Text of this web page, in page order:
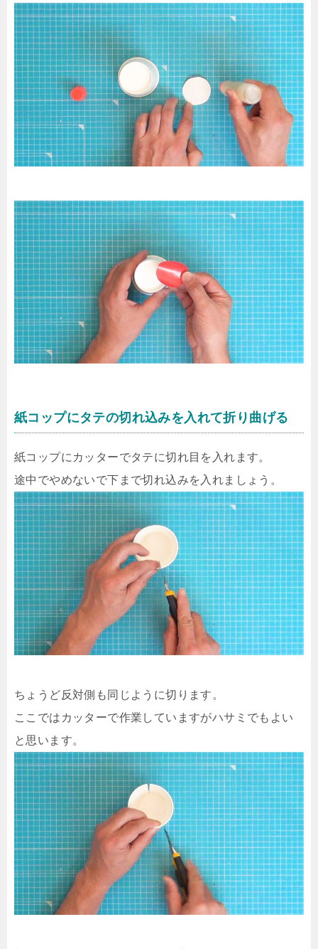
紙コップにタテの切れ込みを入れて折り曲げる
紙コップにカッターでタテに切れ目を入れます。
途中でやめないで下まで切れ込みを入れましょう。
ちょうど反対側も同じように切ります。
ここではカッターで作業していますがハサミでもよい
と思います。